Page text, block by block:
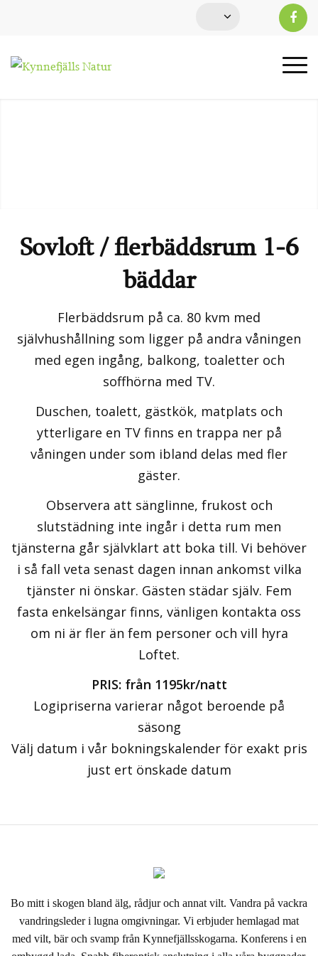
Sovloft / flerbäddsrum 1-6
bäddar
Flerbäddsrum på ca. 80 kvm med
självhushållning som ligger på andra våningen
med egen ingång, balkong, toaletter och
soffhörna med TV.
Duschen, toalett, gästkök, matplats och
ytterligare en TV finns en trappa ner på
våningen under som ibland delas med fler
gäster.
Observera att sänglinne, frukost och
slutstädning inte ingår i detta rum men
tjänsterna går självklart att boka till. Vi behöver
i så fall veta senast dagen innan ankomst vilka
tjänster ni önskar. Gästen städar själv. Fem
fasta enkelsängar finns, vänligen kontakta oss
om ni är fler än fem personer och vill hyra
Loftet.
PRIS: från 1195kr/natt
Logipriserna varierar något beroende på
säsong
Välj datum i vår bokningskalender för exakt pris
just ert önskade datum
Bo mitt i skogen bland älg, rådjur och annat vilt. Vandra på vackra
vandringsleder i lugna omgivningar. Vi erbjuder hemlagad mat
med vilt, bär och svamp från Kynnefjällsskogarna. Konferens i en